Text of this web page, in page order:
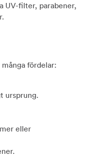
UV-filter, parabener,
fördelar:
ursprung.
eller